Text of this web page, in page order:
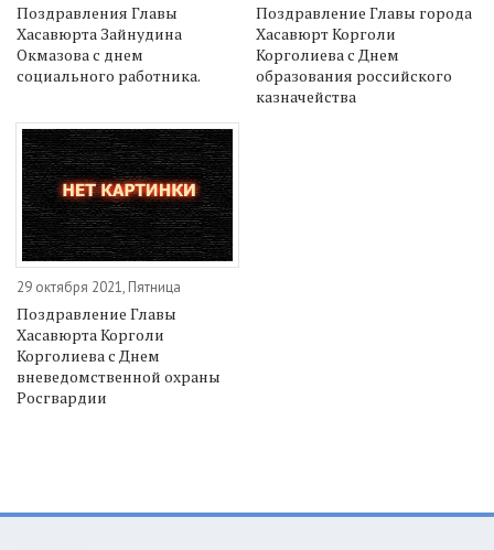
Поздравления Главы
Хасавюрта Зайнудина
Окмазова с днем
социального работника.
Поздравление Главы города
Хасавюрт Корголи
Корголиева с Днем
образования российского
казначейства
29 октября 2021, Пятница
Поздравление Главы
Хасавюрта Корголи
Корголиева с Днем
вневедомственной охраны
Росгвардии